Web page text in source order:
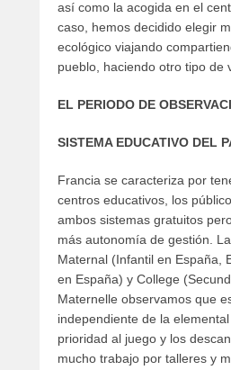
así como la acogida en el
caso, hemos decidido elegir
ecológico viajando
pueblo, haciendo otro tipo de
EL PERIODO DE
SISTEMA EDUCATIVO DEL
Francia se caracteriza por
centros educativos, los
ambos sistemas gratuitos
más autonomía de gestión.
Maternal (Infantil en España,
en España) y College
Maternelle observamos que
independiente de la
prioridad al juego y los
mucho trabajo por talleres y